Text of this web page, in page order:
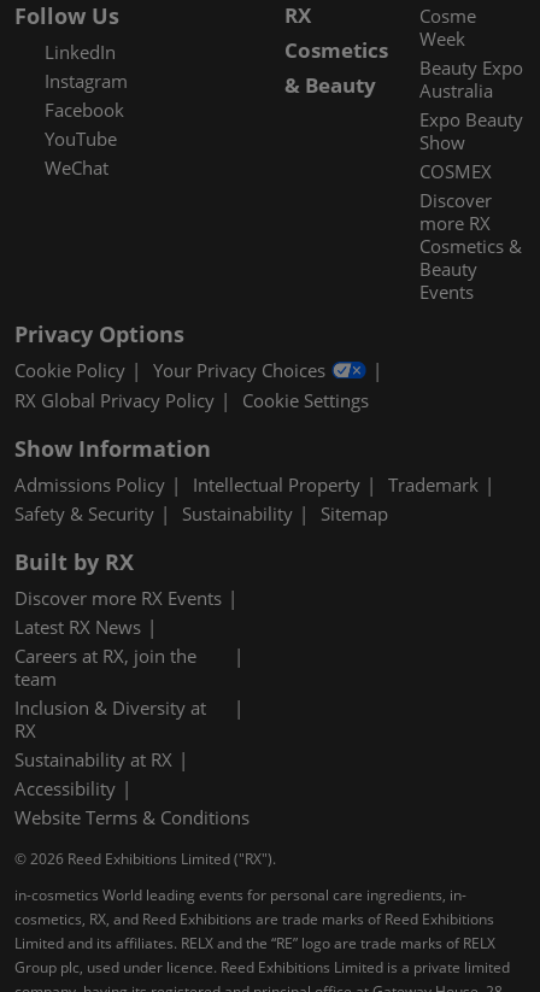
Follow Us
LinkedIn
Instagram
Facebook
YouTube
WeChat
RX
Cosmetics
& Beauty
Cosme
Week
Beauty Expo
Australia
Expo Beauty
Show
COSMEX
Discover
more RX
Cosmetics &
Beauty
Events
Privacy Options
Cookie Policy
Your Privacy Choices
RX Global Privacy Policy
Cookie Settings
Show Information
Admissions Policy Intellectual Property
Trademark
Safety & Security
Sustainability Sitemap
Built by RX
Discover more RX Events
Latest RX News
Careers at RX, join the
team
Inclusion & Diversity at
RX
Sustainability at RX
Accessibility
Website Terms & Conditions
© 2026 Reed Exhibitions Limited ("RX").
in-cosmetics World leading events for personal care ingredients, in-
cosmetics, RX, and Reed Exhibitions are trade marks of Reed Exhibitions
Limited and its affiliates. RELX and the “RE” logo are trade marks of RELX
Group plc, used under licence. Reed Exhibitions Limited is a private limited